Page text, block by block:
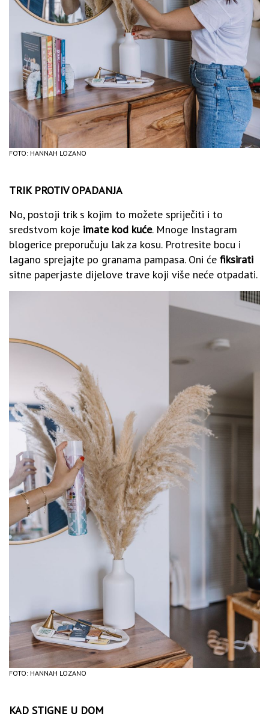
FOTO: HANNAH LOZANO
TRIK PROTIV OPADANJA
No, postoji trik s kojim to možete spriječiti i to
sredstvom koje imate kod kuće. Mnoge Instagram
blogerice preporučuju lak za kosu. Protresite bocu i
lagano sprejajte po granama pampasa. Oni će fiksirati
sitne paperjaste dijelove trave koji više neće otpadati.
FOTO: HANNAH LOZANO
KAD STIGNE U DOM